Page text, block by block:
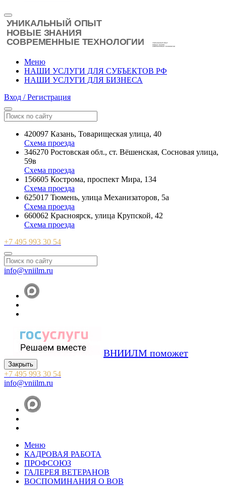
Меню
НАШИ УСЛУГИ ДЛЯ СУБЪЕКТОВ РФ
НАШИ УСЛУГИ ДЛЯ БИЗНЕСА
Вход / Регистрация
420097 Казань, Товарищеская улица, 40
Схема проезда
346270 Ростовская обл., ст. Вёшенская, Сосновая улица,
59в
Схема проезда
156605 Кострома, проспект Мира, 134
Схема проезда
625017 Тюмень, улица Механизаторов, 5а
Схема проезда
660062 Красноярск, улица Крупской, 42
Схема проезда
+7 495 993 30 54
info@vniilm.ru
ВНИИЛМ поможет
Закрыть
+7 495 993 30 54
info@vniilm.ru
Меню
КАДРОВАЯ РАБОТА
ПРОФСОЮЗ
ГАЛЕРЕЯ ВЕТЕРАНОВ
ВОСПОМИНАНИЯ О ВОВ